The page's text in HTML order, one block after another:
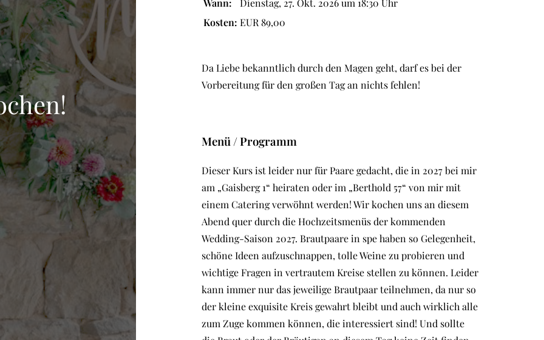
Wann:
Dienstag, 27. Okt. 2026 um 18:30 Uhr
Kosten: EUR 89,00
Da Liebe bekanntlich durch den Magen geht, darf es bei der
Vorbereitung für den großen Tag an nichts fehlen!
Menü / Programm
Dieser Kurs ist leider nur für Paare gedacht, die in 2027 bei mir
am „Gaisberg 1“ heiraten oder im „Berthold 57“ von mir mit
einem Catering verwöhnt werden! Wir kochen uns an diesem
Abend quer durch die Hochzeitsmenüs der kommenden
Wedding-Saison 2027. Brautpaare in spe haben so Gelegenheit,
schöne Ideen aufzuschnappen, tolle Weine zu probieren und
wichtige Fragen in vertrautem Kreise stellen zu können. Leider
kann immer nur das jeweilige Brautpaar teilnehmen, da nur so
der kleine exquisite Kreis gewahrt bleibt und auch wirklich alle
zum Zuge kommen können, die interessiert sind! Und sollte